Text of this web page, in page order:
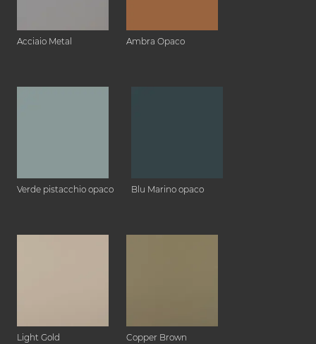
Acciaio Metal Ambra Opaco
Verde pistacchio opaco Blu Marino opaco
Light Gold Copper Brown